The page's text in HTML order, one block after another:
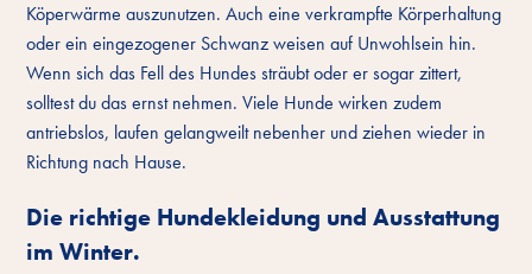
Köperwärme auszunutzen. Auch eine verkrampfte Körperhaltung
oder ein eingezogener Schwanz weisen auf Unwohlsein hin.
Wenn sich das Fell des Hundes sträubt oder er sogar zittert,
solltest du das ernst nehmen. Viele Hunde wirken zudem
antriebslos, laufen gelangweilt nebenher und ziehen wieder in
Richtung nach Hause.
Die richtige Hundekleidung und Ausstattung
im Winter.